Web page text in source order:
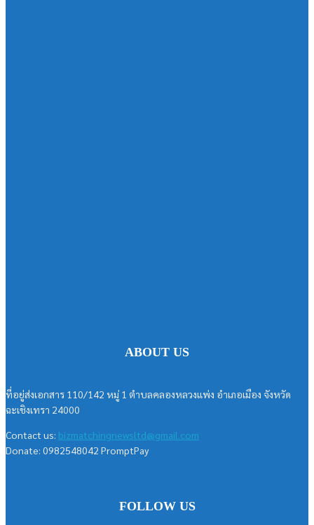
ABOUT US
ที่อยู่ส่งเอกสาร 110/142 หมู่ 1 ตำบลคลองหลวงแพ่ง อำเภอเมือง จังหวัด
ฉะเชิงเทรา 24000
Contact us: bizmatchingnewsltd@gmail.com
Donate: 0982548042 PromptPay
FOLLOW US